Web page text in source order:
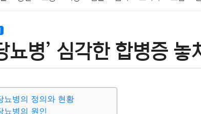
아
종교 사회 정치 건강 의료 의학 경제 마케
뇨병’ 심각한 합병증
뇨병의 정의와 현황
뇨병의 원인